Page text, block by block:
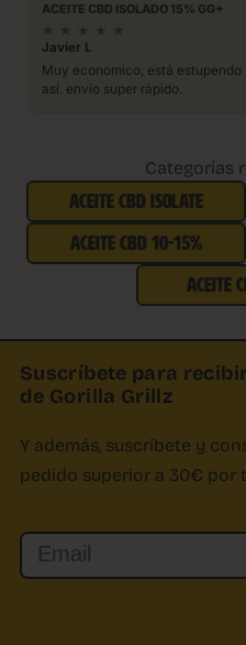
ACEITE CBD ISOLADO 15% GG+
★ ★ ★ ★ ★
Javier L
Muy economico, está estupendo
así. envío super rápido.
Categorías
ACEITE CBD ISOLATE
ACEITE CBD 10-15%
ACEITE
Suscríbete para
de Gorilla Grillz
Y además, suscríbete y
pedido superior a 30€ por
Email